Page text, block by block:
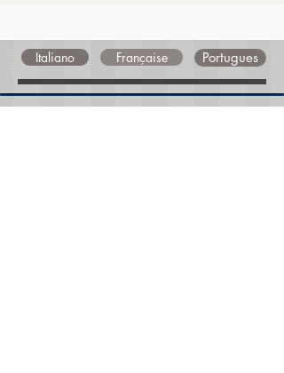
Italiano Française Portugues